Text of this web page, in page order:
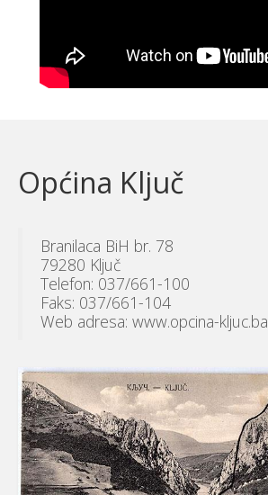
Općina Ključ
Branilaca BiH br. 78
79280 Ključ
Telefon: 037/661-100
Faks: 037/661-104
Web adresa: www.opcina-kljuc.ba